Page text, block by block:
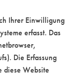
Ihrer Einwilligung
erfasst. Das
Die Erfassung
diese Website